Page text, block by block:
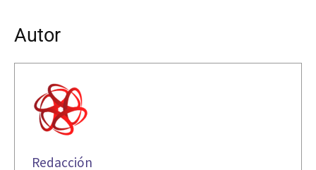
Autor
Redacción